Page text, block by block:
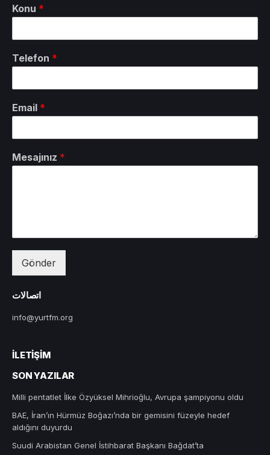
Konu *
Telefon *
Email *
Mesajınız *
Gönder
اتصالات
info@yurtfm.org
İLETIŞIM
SON YAZILAR
Milli pentatlet İlke Özyüksel Mihrioğlu, Avrupa şampiyonu oldu
BAE, İran’ın Hürmüz Boğazı’nda bir gemisini füzeyle hedef
aldığını duyurdu
Suudi Arabistan Genel İstihbarat Başkanı Bağdat’ta